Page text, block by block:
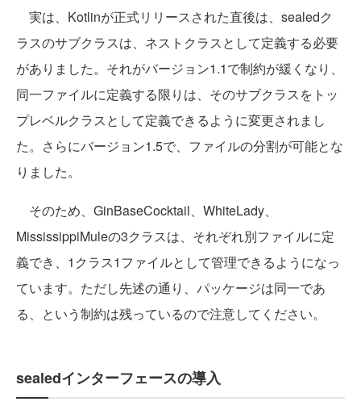
実は、Kotlinが正式リリースされた直後は、sealedク
ラスのサブクラスは、ネストクラスとして定義する必要
がありました。それがバージョン1.1で制約が緩くなり、
同一ファイルに定義する限りは、そのサブクラスをトッ
プレベルクラスとして定義できるように変更されまし
た。さらにバージョン1.5で、ファイルの分割が可能とな
りました。
そのため、GinBaseCocktail、WhiteLady、
MississippiMuleの3クラスは、それぞれ別ファイルに定
義でき、1クラス1ファイルとして管理できるようになっ
ています。ただし先述の通り、パッケージは同一であ
る、という制約は残っているので注意してください。
sealedインターフェースの導入